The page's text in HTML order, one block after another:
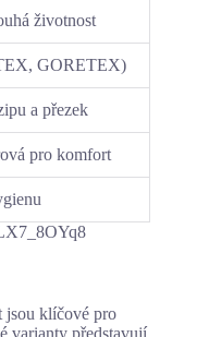
životnost
GORETEX)
a přezek
pro komfort
jsou klíčové pro
varianty představují